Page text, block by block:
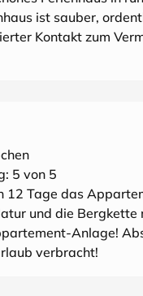
ist sauber,
Kontakt zum
5 von 5
12 Tage das
und die Bergkette
Anlage!
verbracht!